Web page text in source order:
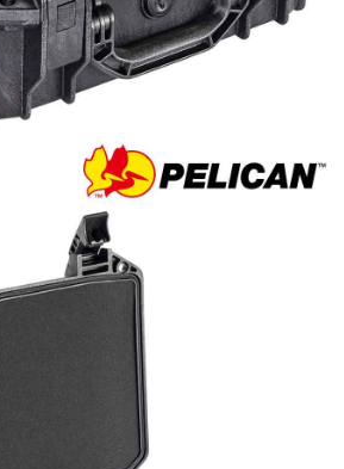
流程】
先享後付」後，將跳轉至「AFTEE先享後付」
確認金額後，即可完成結帳。
收到繳費通知簡訊。
天內，點擊此簡訊中的連結，可透過四大超商／
式進行付款，方視為交易完成。
下不需立刻繳費，但若您需要取消訂單，請聯絡
同意取消之訂單仍視為有效，需透過AFTEE先享
消欲退款等相關疑問，請聯繫「AFTEE先享後付
support/home
限公司提供之「AFTEE先享後付」服務完成之交
內提供個人資料，並將交易相關給付款項請求債
公司。
，請瀏覽以下網址：
徵得法定代理人或監護人之同意方可使用
經同意申辦者引起之損失，本公司不負相關責
含以上)免運費
含以上)免運費
含以上)免運費
含以上)免運費